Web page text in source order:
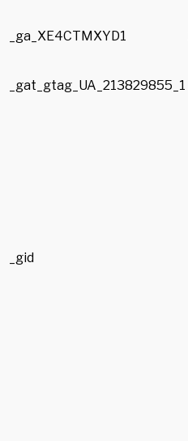
_ga_XE4CTMXYD1
_gat_gtag_UA_213829855_1
_gid